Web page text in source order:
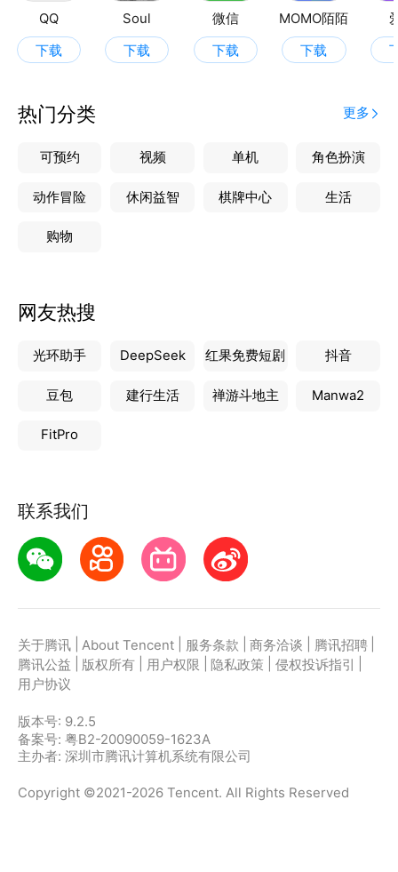
Ta 的声音，又能目睹真实面容，从谈吐到神态全方位
了解，让相遇变得更加真实、触手可及！
【多元畅聊】拥有丰富多元的聊天选择，文字、图片、
契合的灵魂迅速靠近！
【精准交友】完善个人信息与交友期待，Feel帮你寻觅
真正契合的伙伴。彼此深入了解，好感递增，逐步书写
【动态广场】分享你的生活小确幸、奇思妙想，也能走
都值得被点赞与分享。​
QQ
下载
Soul
下载
微信
下载
MOMO陌陌
下载
热门分类 更多
可预约 视频 单机 角色扮演
动作冒险 休闲益智 棋牌中心 生活
购物
网友热搜
光环助手 DeepSeek 红果免费短剧 抖音
豆包 建行生活 禅游斗地主 Manwa2
FitPro
联系我们
关于腾讯 About Tencent 服务条款 商务洽谈 腾讯招聘
腾讯公益
版权所有 用户权限 隐私政策 侵权投诉指引
用户协议
版本号: 9.2.5
备案号: 粤B2-20090059-1623A
主办者: 深圳市腾讯计算机系统有限公司
Copyright ©2021-2026 Tencent. All Rights Reserved